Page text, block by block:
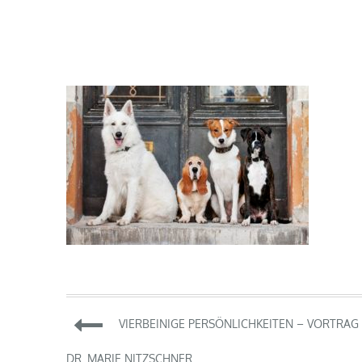
Beitragsnavigation
VIERBEINIGE PERSÖNLICHKEITEN –
DR. MARIE NITZSCHNER